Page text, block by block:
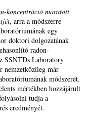
koncentráció maratott
, arra a módszerre
egy
doktori dolgozatának
radon-
SSNTDs Laboratory
nemzetközileg már
módszerét.
mértékben hozzájárult
tudja a
eredményét.